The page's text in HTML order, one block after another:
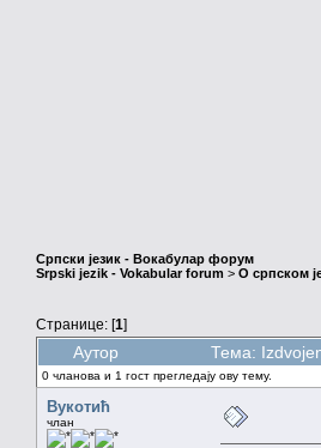
Српски језик - Вокабулар форум
Srpski jezik - Vokabular forum > О српском
Странице: [1]
Аутор Тема:
0 чланова и 1 гост прегледају ову тему.
Вукотић
члан